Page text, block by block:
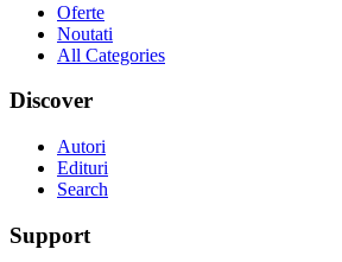
Oferte
Noutati
All Categories
Discover
Autori
Edituri
Search
Support